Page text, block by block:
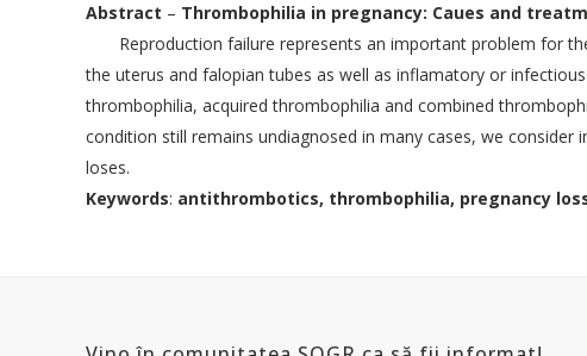
Abstract – Thrombophilia in pregnancy: Caues and
Reproduction failure represents an important problem for
the uterus and falopian tubes as well as inflamatory or
thrombophilia, acquired thrombophilia and combined
condition still remains undiagnosed in many cases, we
loses.
Keywords: antithrombotics, thrombophilia, pregnancy